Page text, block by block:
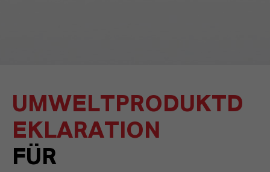
UMWELTPRODUKTD
EKLARATION
FÜR